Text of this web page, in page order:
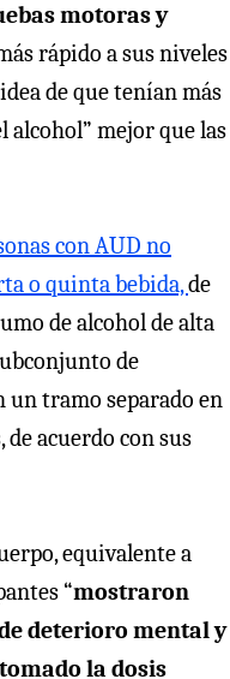
motoras y
rápido a sus niveles
de que tenían más
alcohol” mejor que las
con AUD no
o quinta bebida,de
de alcohol de alta
de
un tramo separado en
acuerdo con sus
equivalente a
“mostraron
deterioro mental y
la dosis